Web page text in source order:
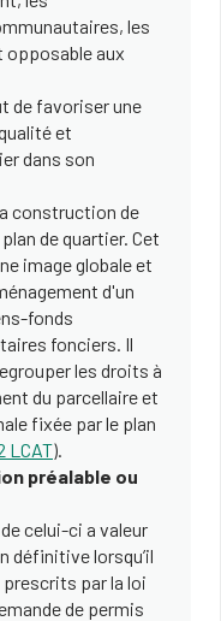
les
opposable aux
de favoriser une
et
dans son
construction de
de quartier. Cet
image globale et
d'un
fonds
fonciers. Il
les droits à
du parcellaire et
fixée par le plan
LCAT).
préalable ou
celui-ci a valeur
définitive lorsqu’il
par la loi
de permis